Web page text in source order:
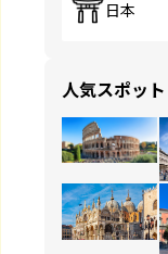
日本
人気スポット